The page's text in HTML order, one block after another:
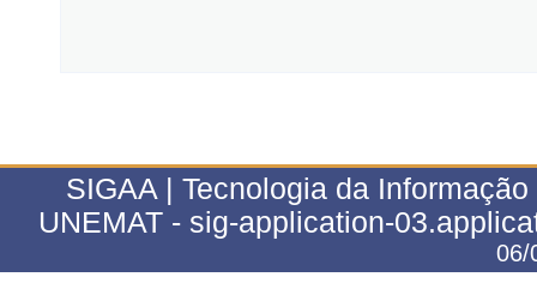
SIGAA | Tecnologia da
UNEMAT - sig-application-
06/